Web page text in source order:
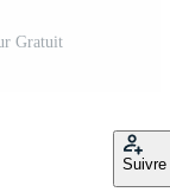
Gratuit
Suivre